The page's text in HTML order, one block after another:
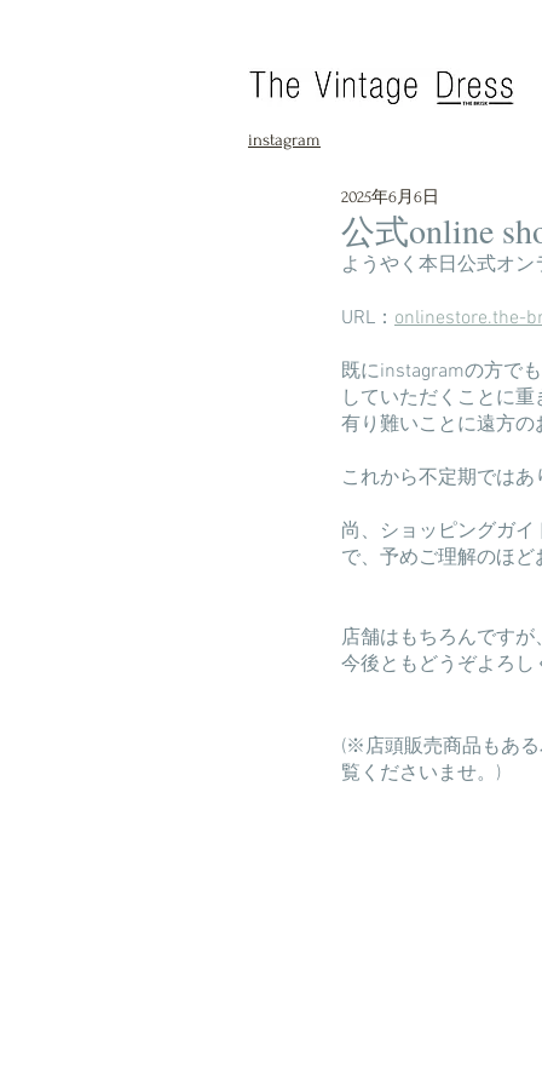
instagram
公式online
2025年6月6日
ようやく本日公式オ
URL： onlinestore.the-
既にinstagramの方で
していただくことに
有り難いことに遠方
これから不定期では
尚、ショッピングガ
で、予めご理解のほ
店舗はもちろんです
今後ともどうぞよろ
(※店頭販売商品もあ
覧くださいませ。)